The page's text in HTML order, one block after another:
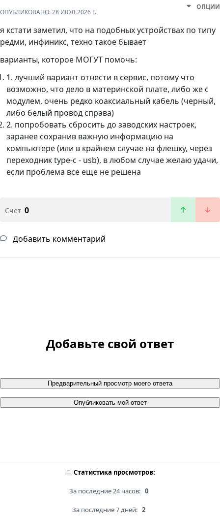
ОПУБЛИКОВАНО:28 ИЮЛ 2026 Г.
ОПЦИИ
я кстати заметил, что на подобных устройствах по типу
редми, инфиникс, техно такое бывает
варианты, которое МОГУТ помочь:
1. лучший вариант отнести в сервис, потому что
возможно, что дело в материнской плате, либо же с
модулем, очень редко коаксиальный кабель (черный,
либо белый провод справа)
2. попробовать сбросить до заводских настроек,
заранее сохранив важную информацию на
компьютере (или в крайнем случае на флешку, через
переходник type-c - usb), в любом случае желаю удачи,
если проблема все еще не решена
Счет 0
Добавить комментарий
Добавьте свой ответ
Предварительный просмотр моего ответа
Опубликовать мой ответ
Статистика просмотров:
За последние 24 часов: 0
За последние 7 дней: 2